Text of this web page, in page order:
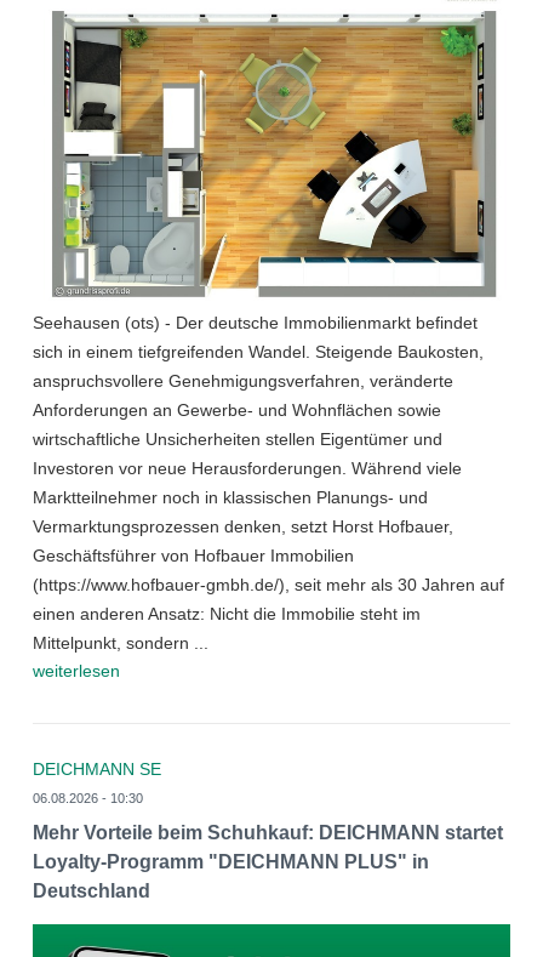
Seehausen (ots) - Der deutsche Immobilienmarkt befindet
sich in einem tiefgreifenden Wandel. Steigende Baukosten,
anspruchsvollere Genehmigungsverfahren, veränderte
Anforderungen an Gewerbe- und Wohnflächen sowie
wirtschaftliche Unsicherheiten stellen Eigentümer und
Investoren vor neue Herausforderungen. Während viele
Marktteilnehmer noch in klassischen Planungs- und
Vermarktungsprozessen denken, setzt Horst Hofbauer,
Geschäftsführer von Hofbauer Immobilien
(https://www.hofbauer-gmbh.de/), seit mehr als 30 Jahren auf
einen anderen Ansatz: Nicht die Immobilie steht im
Mittelpunkt, sondern ...
weiterlesen
DEICHMANN SE
06.08.2026 - 10:30
Mehr Vorteile beim Schuhkauf: DEICHMANN startet
Loyalty-Programm "DEICHMANN PLUS" in
Deutschland